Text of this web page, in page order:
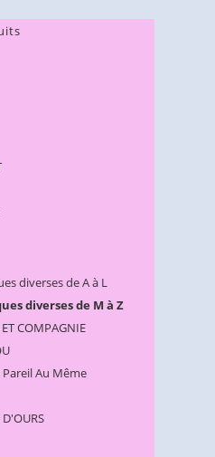
diverses de A à L
diverses de M à Z
COMPAGNIE
Pareil Au Même